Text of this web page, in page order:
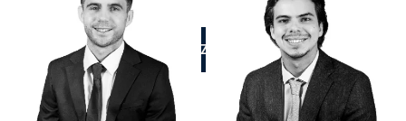
APPELEZ-NOUS